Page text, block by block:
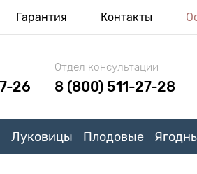
Гарантия Контакты
26
Отдел консультации
8 (800) 511-27-28
Луковицы Плодовые